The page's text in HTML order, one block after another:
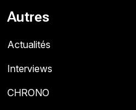
Autres
Actualités
Interviews
CHRONO